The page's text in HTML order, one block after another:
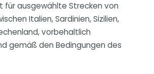
für ausgewählte Strecken von
Italien, Sardinien, Sizilien,
vorbehaltlich
gemäß den Bedingungen des